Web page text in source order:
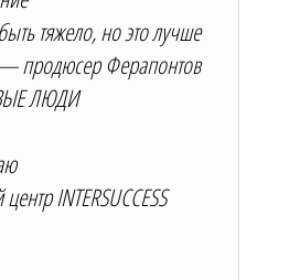
тяжело, но это лучше
продюсер Ферапонтов
ЛЮДИ
INTERSUCCESS